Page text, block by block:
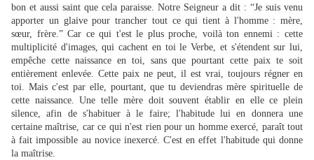
bon et aussi saint que cela paraisse. Notre Seigneur a dit : “Je suis venu
apporter un glaive pour trancher tout ce qui tient à l'homme : mère,
sœur, frère.” Car ce qui t'est le plus proche, voilà ton ennemi : cette
multiplicité d'images, qui cachent en toi le Verbe, et s'étendent sur lui,
empêche cette naissance en toi, sans que pourtant cette paix te soit
entièrement enlevée. Cette paix ne peut, il est vrai, toujours régner en
toi. Mais c'est par elle, pourtant, que tu deviendras mère spirituelle de
cette naissance. Une telle mère doit souvent établir en elle ce plein
silence, afin de s'habituer à le faire; l'habitude lui en donnera une
certaine maîtrise, car ce qui n'est rien pour un homme exercé, paraît tout
à fait impossible au novice inexercé. C'est en effet l'habitude qui donne
la maîtrise.